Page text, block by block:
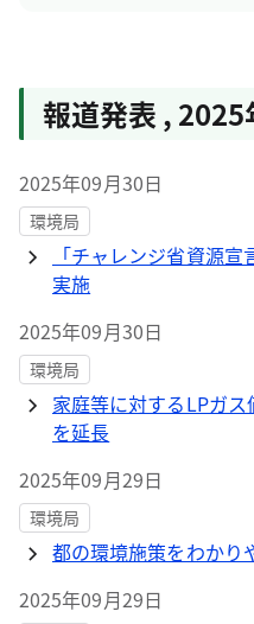
報道発表 , 2025
2025年09月30日
環境局
「チャレンジ省資源
実施
2025年09月30日
環境局
家庭等に対するLPガ
を延長
2025年09月29日
環境局
都の環境施策をわかり
2025年09月29日